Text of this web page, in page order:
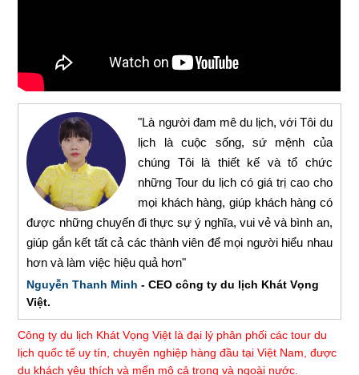
"Là người đam mê du lịch, với Tôi du
lịch là cuộc sống, sứ mệnh của
chúng Tôi là thiết kế và tổ chức
những Tour du lịch có giá trị cao cho
mọi khách hàng, giúp khách hàng có
được những chuyến đi thực sự ý nghĩa, vui vẻ và bình an,
giúp gắn kết tất cả các thành viên để mọi người hiểu nhau
hơn và làm việc hiệu quả hơn"
Nguyễn Thanh Minh - CEO công ty du lịch Khát Vọng
Việt.
Công ty du lịch Khát Vọng Việt là đại lý phân phối các tour du
lịch quốc tế uy tín, chuyên nghiệp hàng đầu tại Việt Nam, được
du khách yêu thích và mến mộ cả trong và ngoài nước.